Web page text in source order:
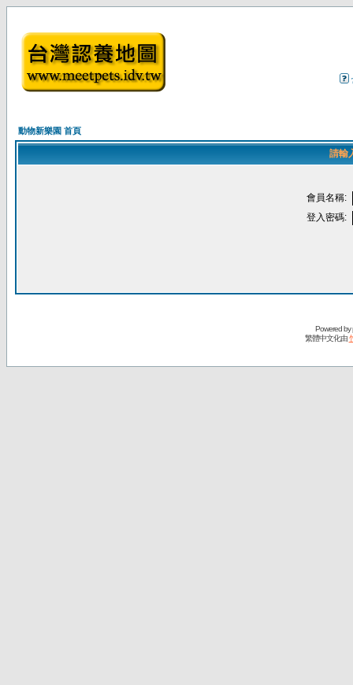
動物新樂園 首頁
請輸
會員名稱:
登入密碼:
Powered by
繁體中文化由